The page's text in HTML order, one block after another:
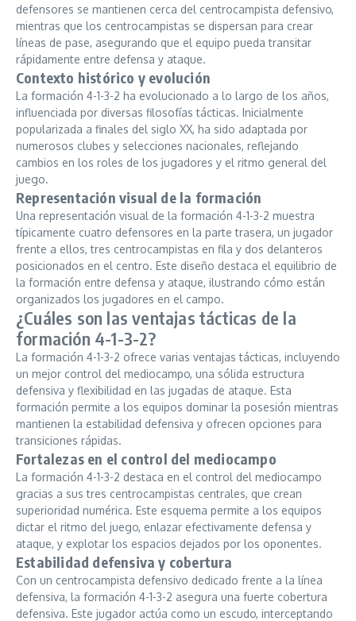
defensores se mantienen cerca del centrocampista defensivo,
mientras que los centrocampistas se dispersan para crear
líneas de pase, asegurando que el equipo pueda transitar
rápidamente entre defensa y ataque.
Contexto histórico y evolución
La formación 4-1-3-2 ha evolucionado a lo largo de los años,
influenciada por diversas filosofías tácticas. Inicialmente
popularizada a finales del siglo XX, ha sido adaptada por
numerosos clubes y selecciones nacionales, reflejando
cambios en los roles de los jugadores y el ritmo general del
juego.
Representación visual de la formación
Una representación visual de la formación 4-1-3-2 muestra
típicamente cuatro defensores en la parte trasera, un jugador
frente a ellos, tres centrocampistas en fila y dos delanteros
posicionados en el centro. Este diseño destaca el equilibrio de
la formación entre defensa y ataque, ilustrando cómo están
organizados los jugadores en el campo.
¿Cuáles son las ventajas tácticas de la
formación 4-1-3-2?
La formación 4-1-3-2 ofrece varias ventajas tácticas, incluyendo
un mejor control del mediocampo, una sólida estructura
defensiva y flexibilidad en las jugadas de ataque. Esta
formación permite a los equipos dominar la posesión mientras
mantienen la estabilidad defensiva y ofrecen opciones para
transiciones rápidas.
Fortalezas en el control del mediocampo
La formación 4-1-3-2 destaca en el control del mediocampo
gracias a sus tres centrocampistas centrales, que crean
superioridad numérica. Este esquema permite a los equipos
dictar el ritmo del juego, enlazar efectivamente defensa y
ataque, y explotar los espacios dejados por los oponentes.
Estabilidad defensiva y cobertura
Con un centrocampista defensivo dedicado frente a la línea
defensiva, la formación 4-1-3-2 asegura una fuerte cobertura
defensiva. Este jugador actúa como un escudo, interceptando